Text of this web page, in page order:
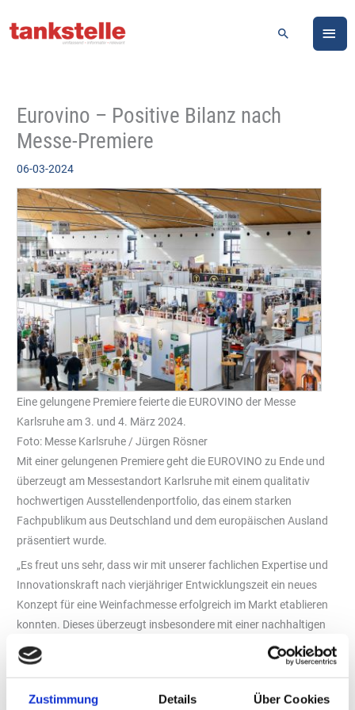
Zustimmung Details Über Cookies
Inhalt
Suchen
Eurovino – Positive Bilanz nach
Messe-Premiere
06-03-2024
Eine gelungene Premiere feierte die EUROVINO der Messe
Karlsruhe am 3. und 4. März 2024.
Foto: Messe Karlsruhe / Jürgen Rösner
Mit einer gelungenen Premiere geht die EUROVINO zu Ende und
überzeugt am Messestandort Karlsruhe mit einem qualitativ
hochwertigen Ausstellendenportfolio, das einem starken
Fachpublikum aus Deutschland und dem europäischen Ausland
präsentiert wurde.
„Es freut uns sehr, dass wir mit unserer fachlichen Expertise und
Innovationskraft nach vierjähriger Entwicklungszeit ein neues
Konzept für eine Weinfachmesse erfolgreich im Markt etablieren
konnten. Dieses überzeugt insbesondere mit einer nachhaltigen
Ausrichtung, abgebildet u.a. durch neue Standbaukonzepte, und
der Einbettung digitaler Formate wie dem EUROVINO Weinguide
Wirtz, Geschäftsführerin der Messe Karlsruhe. Die EUROVINO ist